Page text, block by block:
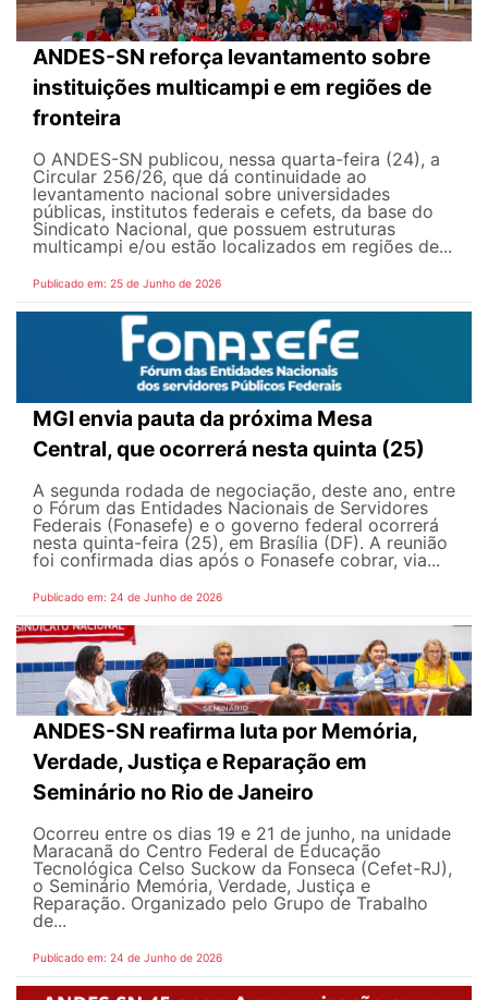
ANDES-SN reforça levantamento sobre
instituições multicampi e em regiões de
fronteira
O ANDES-SN publicou, nessa quarta-feira (24), a
Circular 256/26, que dá continuidade ao
levantamento nacional sobre universidades
públicas, institutos federais e cefets, da base do
Sindicato Nacional, que possuem estruturas
multicampi e/ou estão localizados em regiões de...
Publicado em: 25 de Junho de 2026
MGI envia pauta da próxima Mesa
Central, que ocorrerá nesta quinta (25)
A segunda rodada de negociação, deste ano, entre
o Fórum das Entidades Nacionais de Servidores
Federais (Fonasefe) e o governo federal ocorrerá
nesta quinta-feira (25), em Brasília (DF). A reunião
foi confirmada dias após o Fonasefe cobrar, via...
Publicado em: 24 de Junho de 2026
ANDES-SN reafirma luta por Memória,
Verdade, Justiça e Reparação em
Seminário no Rio de Janeiro
Ocorreu entre os dias 19 e 21 de junho, na unidade
Maracanã do Centro Federal de Educação
Tecnológica Celso Suckow da Fonseca (Cefet-RJ),
o Seminário Memória, Verdade, Justiça e
Reparação. Organizado pelo Grupo de Trabalho
de...
Publicado em: 24 de Junho de 2026